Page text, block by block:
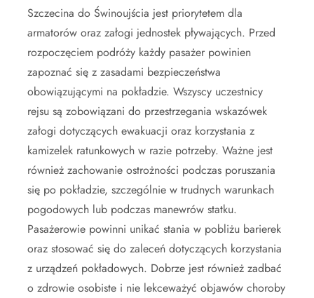
Szczecina do Świnoujścia jest priorytetem dla
armatorów oraz załogi jednostek pływających. Przed
rozpoczęciem podróży każdy pasażer powinien
zapoznać się z zasadami bezpieczeństwa
obowiązującymi na pokładzie. Wszyscy uczestnicy
rejsu są zobowiązani do przestrzegania wskazówek
załogi dotyczących ewakuacji oraz korzystania z
kamizelek ratunkowych w razie potrzeby. Ważne jest
również zachowanie ostrożności podczas poruszania
się po pokładzie, szczególnie w trudnych warunkach
pogodowych lub podczas manewrów statku.
Pasażerowie powinni unikać stania w pobliżu barierek
oraz stosować się do zaleceń dotyczących korzystania
z urządzeń pokładowych. Dobrze jest również zadbać
o zdrowie osobiste i nie lekceważyć objawów choroby